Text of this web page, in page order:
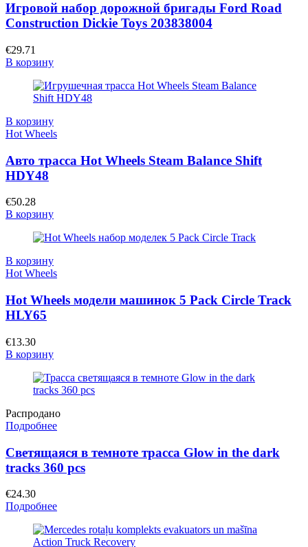
Игровой набор дорожной бригады Ford Road
Construction Dickie Toys 203838004
€29.71
В корзину
В корзину
Hot Wheels
Авто трасса Hot Wheels Steam Balance Shift
HDY48
€50.28
В корзину
В корзину
Hot Wheels
Hot Wheels модели машинок 5 Pack Circle Track
HLY65
€13.30
В корзину
Распродано
Подробнее
Светящаяся в темноте трасса Glow in the dark
tracks 360 pcs
€24.30
Подробнее